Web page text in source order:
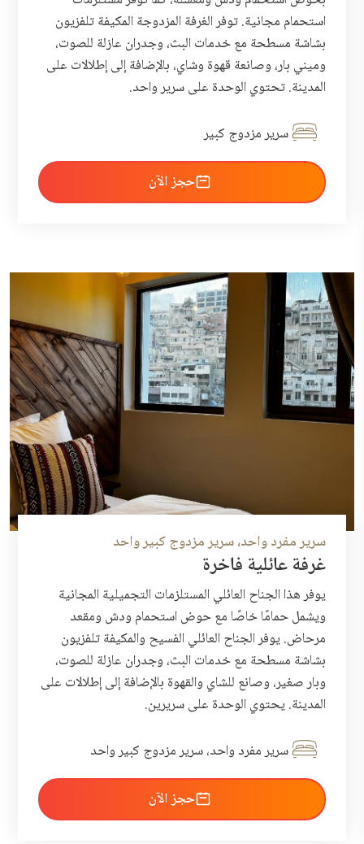
استحمام مجانية. توفر الغرفة المزدوجة المكيفة تلفزيون
بشاشة مسطحة مع خدمات البث، وجدران عازلة للصوت،
وميني بار، وصانعة قهوة وشاي، بالإضافة إلى إطلالات على
المدينة. تحتوي الوحدة على سرير واحد.
سرير مزدوج كبير
احجز الآن
سرير مفرد واحد، سرير مزدوج كبير واحد
غرفة عائلية فاخرة
يوفر هذا الجناح العائلي المستلزمات التجميلية المجانية
ويشمل حمامًا خاصًا مع حوض استحمام ودش ومقعد
مرحاض. يوفر الجناح العائلي الفسيح والمكيفة تلفزيون
بشاشة مسطحة مع خدمات البث، وجدران عازلة للصوت،
وبار صغير، وصانع للشاي والقهوة بالإضافة إلى إطلالات على
المدينة. يحتوي الوحدة على سريرين.
سرير مفرد واحد، سرير مزدوج كبير واحد
احجز الآن